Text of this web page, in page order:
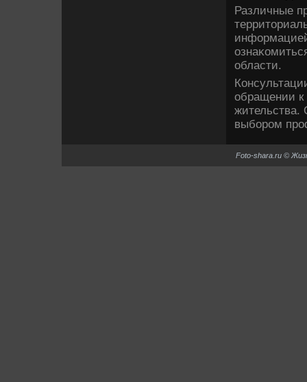
Различные
области.
обращении к
жительства.
выбором
Foto-shara.ru ©